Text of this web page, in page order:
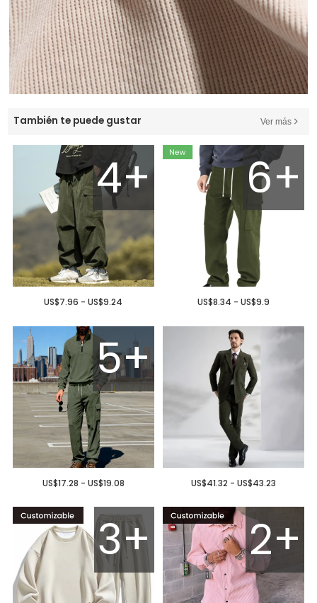
También te puede gustar Ver más
4+
US$7.96 - US$9.24
6+
US$8.34 - US$9.9
5+
US$17.28 - US$19.08 US$41.32 - US$43.23
3+ 2+